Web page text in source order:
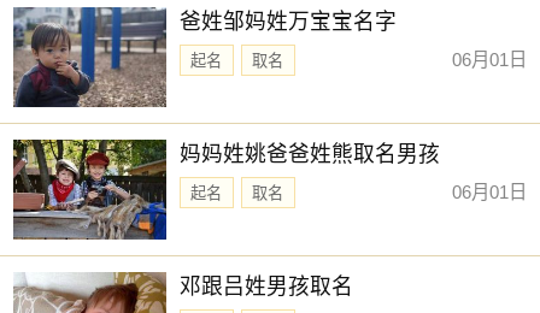
爸姓邹妈姓万宝宝名字
起名 取名 06月01日
妈妈姓姚爸爸姓熊取名男孩
起名 取名 06月01日
邓跟吕姓男孩取名